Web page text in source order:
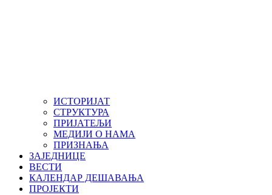
ИСТОРИЈАТ
СТРУКТУРА
ПРИЈАТЕЉИ
МЕДИЈИ О НАМА
ПРИЗНАЊА
ЗАЈЕДНИЦЕ
ВЕСТИ
КАЛЕНДАР ДЕШАВАЊА
ПРОЈЕКТИ